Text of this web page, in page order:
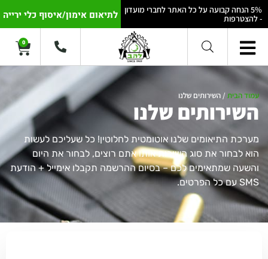
5% הנחה קבועה על כל האתר לחברי מועדון
- להצטרפות
לתיאום אימון/איסוף כלי ירייה
0
עמוד הבית / השירותים שלנו
השירותים שלנו
מערכת התיאומים שלנו אוטומטית לחלוטין! כל שעליכם לעשות
הוא לבחור את סוג השירות אותו אתם רוצים, לבחור את היום
והשעה שמתאימים לכם – בסיום ההרשמה תקבלו אימייל + הודעת
SMS עם כל הפרטים.